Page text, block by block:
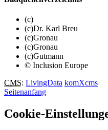
(c)
(c)Dr. Karl Breu
(c)Gronau
(c)Gronau
(c)Gutmann
© Inclusion Europe
CMS: LivingData komXcms
Seitenanfang
Cookie-